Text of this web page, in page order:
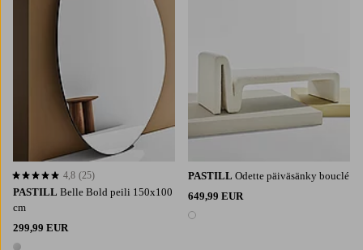
PASTILL Belle Bold peili 150x100
cm
299,99 EUR
4,8 perustuen 25 arvosanaan
4,8 (25) PASTILL Odette päiväsänky bouclé
649,99 EUR
1 väri